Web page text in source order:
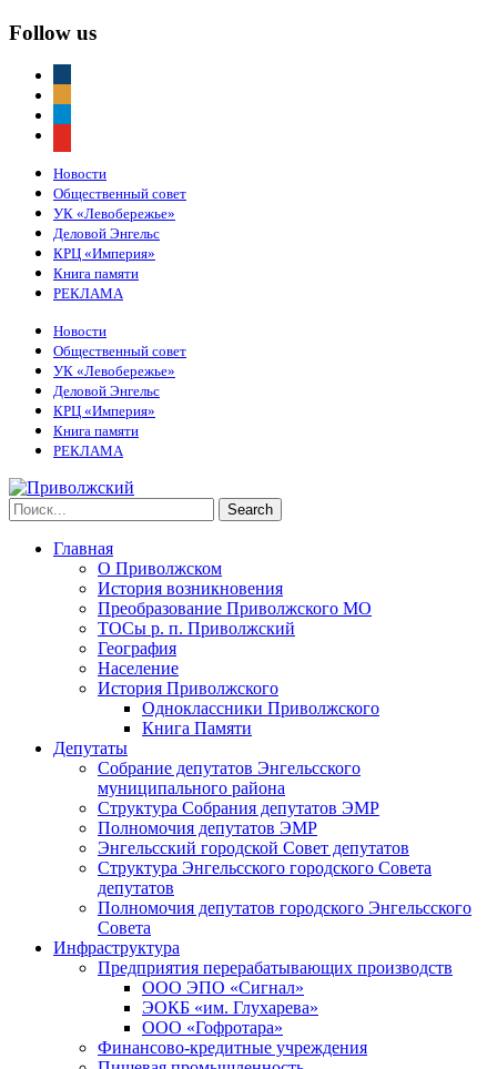
Follow us
Новости
Общественный совет
УК «Левобережье»
Деловой Энгельс
КРЦ «Империя»
Книга памяти
РЕКЛАМА
Новости
Общественный совет
УК «Левобережье»
Деловой Энгельс
КРЦ «Империя»
Книга памяти
РЕКЛАМА
Главная
О Приволжском
История возникновения
Преобразование Приволжского МО
ТОСы р. п. Приволжский
География
Население
История Приволжского
Одноклассники Приволжского
Книга Памяти
Депутаты
Собрание депутатов Энгельсского
муниципального района
Структура Собрания депутатов ЭМР
Полномочия депутатов ЭМР
Энгельсский городской Совет депутатов
Структура Энгельсского городского Совета
депутатов
Полномочия депутатов городского Энгельсского
Совета
Инфраструктура
Предприятия перерабатывающих производств
ООО ЭПО «Сигнал»
ЭОКБ «им. Глухарева»
ООО «Гофротара»
Финансово-кредитные учреждения